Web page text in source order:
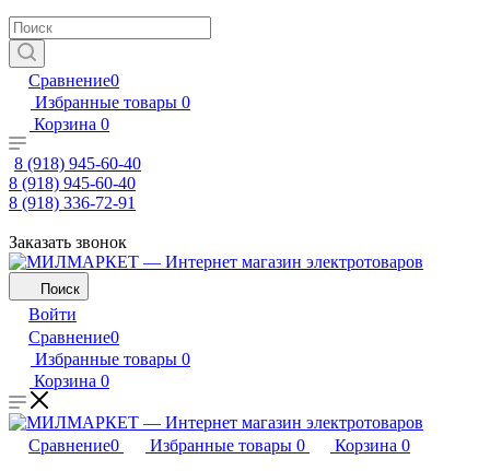
Сравнение0
Избранные товары 0
Корзина 0
8 (918) 945-60-40
8 (918) 945-60-40
8 (918) 336-72-91
Заказать звонок
Поиск
Войти
Сравнение0
Избранные товары 0
Корзина 0
Сравнение0 Избранные товары 0 Корзина 0